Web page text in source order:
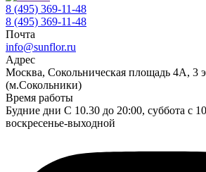
8 (495) 369-11-48
8 (495) 369-11-48
Почта
info@sunflor.ru
Адрес
Москва, Сокольническая площадь 4А, 3
(м.Сокольники)
Время работы
Будние дни C 10.30 до 20:00, суббота с
воскресенье-выходной